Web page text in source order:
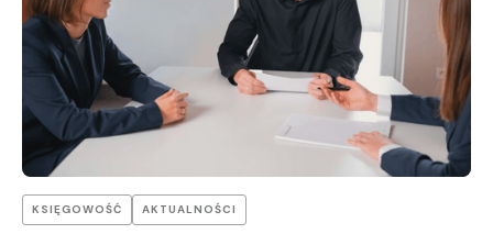
KSIĘGOWOŚĆ AKTUALNOŚCI